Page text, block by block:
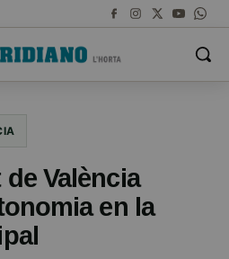
de València
en la